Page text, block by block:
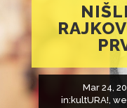
Mar 24,
in:kultURA!